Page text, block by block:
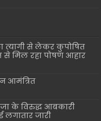
त्यागी से लेकर कुपोषित
से मिल रहा पोषण आहार
आमंत्रित
के विरुद्ध आबकारी
लगातार जारी